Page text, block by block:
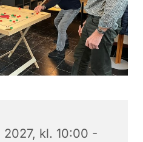
2027, kl. 10:00 -